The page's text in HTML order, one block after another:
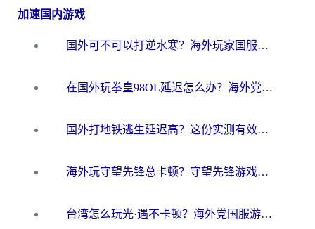
加速国内游戏
国外可不可以打逆水寒？海外玩家国服畅玩终极指南（附漫威荒野乱斗加速方案）
在国外玩拳皇98OL延迟怎么办？海外党亲测有效的低延迟指南
国外打地铁逃生延迟高？这份实测有效的低延迟指南帮你吃鸡
海外玩守望先锋总卡顿？守望先锋游戏加速器在哪里买&避坑指南（附欧洲非洲游戏实测）
台湾怎么玩光·遇不卡顿？海外党国服游戏加速终极攻略（附实测体验）